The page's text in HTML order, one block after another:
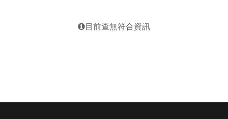
目前查無符合資訊